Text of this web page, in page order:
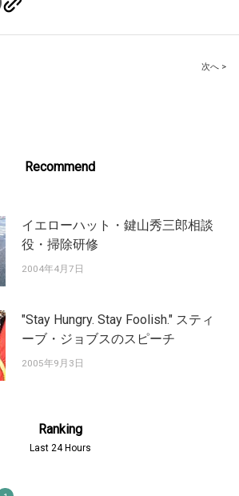
次へ >
Recommend
イエローハット・鍵山秀三郎相談
役・掃除研修
2004年4月7日
"Stay Hungry. Stay Foolish." スティ
ーブ・ジョブスのスピーチ
2005年9月3日
Ranking
Last 24 Hours